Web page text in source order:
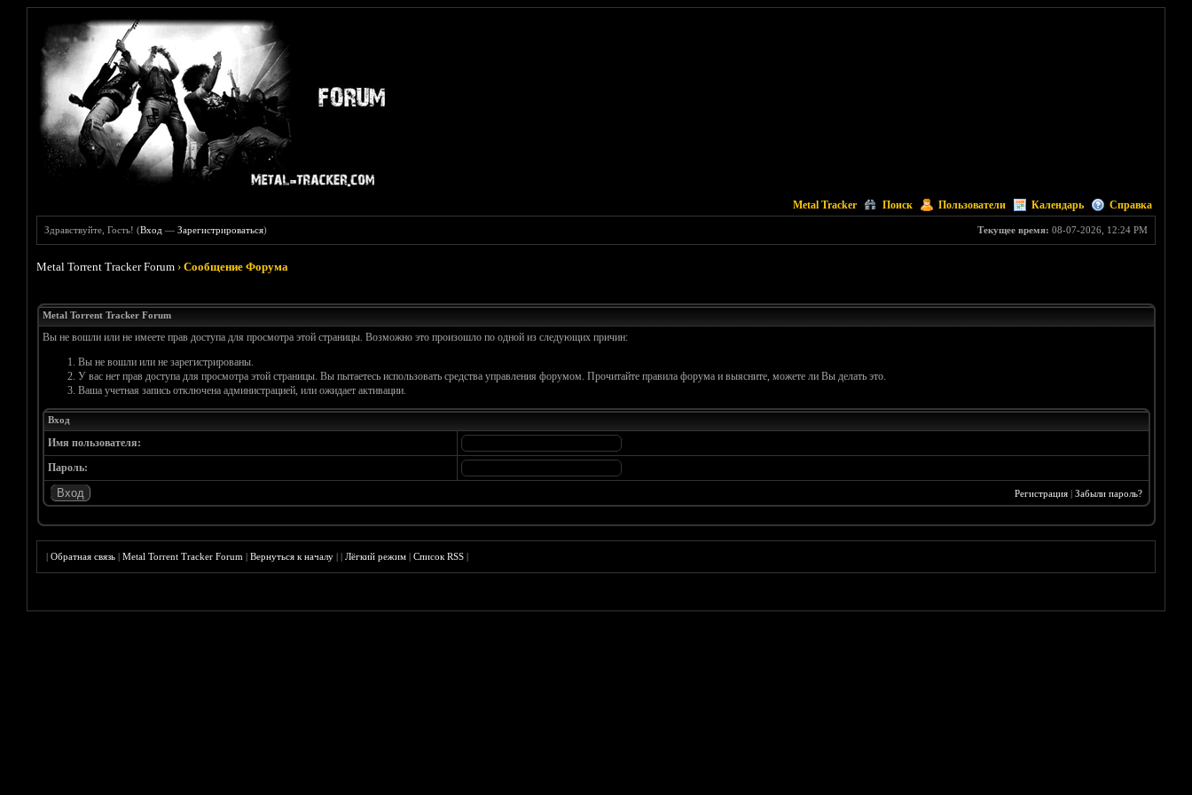
Metal Tracker Поиск Пользователи Календарь Справка
Текущее время: 08-07-2026, 12:24 PM
Здравствуйте, Гость! (Вход —Зарегистрироваться)
Metal Torrent Tracker Forum ›Сообщение Форума
Metal Torrent Tracker Forum
Вы не вошли или не имеете прав доступа для просмотра этой страницы. Возможно это произошло по одной из следующих причин:
Вы не вошли или не зарегистрированы.
У вас нет прав доступа для просмотра этой страницы. Вы пытаетесь использовать средства управления форумом. Прочитайте правила форума и выясните, можете ли Вы делать это.
Ваша учетная запись отключена администрацией, или ожидает активации.
Вход
Имя пользователя:
Пароль:
Регистрация| Забыли пароль?
|Обратная связь |Metal Torrent Tracker Forum |Вернуться к началу ||Лёгкий режим |Список RSS |